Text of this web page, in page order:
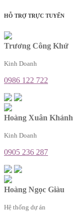
HỖ TRỢ TRỰC TUYẾN
Trương Công Khứ
Kinh Doanh
0986 122 722
Hoàng Xuân Khánh
Kinh Doanh
0905 236 287
Hoàng Ngọc Giàu
Hệ thống dự án